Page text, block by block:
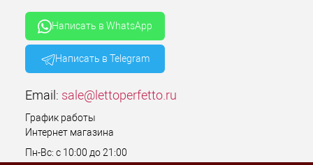
Написать в WhatsApp
Написать в Telegram
Email: sale@lettoperfetto.ru
График работы
Интернет магазина
Пн-Вс: с 10:00 до 21:00